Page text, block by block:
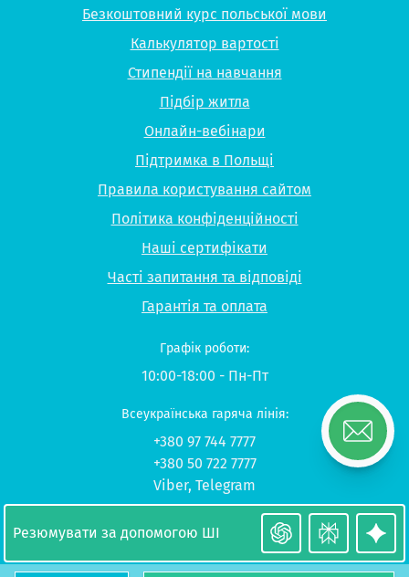
Безкоштовний курс польської мови
Калькулятор вартості
Стипендії на навчання
Підбір житла
Онлайн-вебінари
Підтримка в Польщі
Правила користування сайтом
Політика конфіденційності
Наші сертифікати
Часті запитання та відповіді
Гарантія та оплата
© 2026 UP-STUDY «Навчання в Польщі»
Графік роботи:
10:00-18:00 - Пн-Пт
Всеукраїнська гаряча лінія:
+380 97 744 7777
+380 50 722 7777
Viber, Telegram
Резюмувати за допомогою ШІ